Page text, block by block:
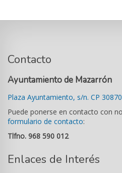
Contacto
Ayuntamiento de Mazarrón
Plaza Ayuntamiento, s/n. CP
Puede ponerse en contacto con
formulario de contacto:
Tlfno. 968 590 012
Enlaces de Interés